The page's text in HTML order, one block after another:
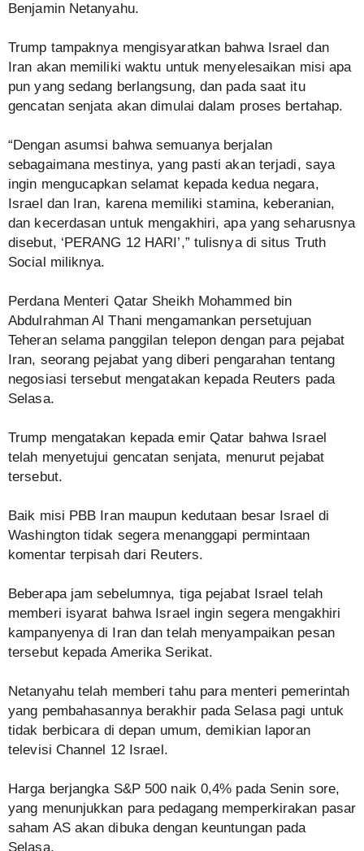
Benjamin Netanyahu.
Trump tampaknya mengisyaratkan bahwa Israel dan
Iran akan memiliki waktu untuk menyelesaikan misi apa
pun yang sedang berlangsung, dan pada saat itu
gencatan senjata akan dimulai dalam proses bertahap.
“Dengan asumsi bahwa semuanya berjalan
sebagaimana mestinya, yang pasti akan terjadi, saya
ingin mengucapkan selamat kepada kedua negara,
Israel dan Iran, karena memiliki stamina, keberanian,
dan kecerdasan untuk mengakhiri, apa yang seharusnya
disebut, ‘PERANG 12 HARI’,” tulisnya di situs Truth
Social miliknya.
Perdana Menteri Qatar Sheikh Mohammed bin
Abdulrahman Al Thani mengamankan persetujuan
Teheran selama panggilan telepon dengan para pejabat
Iran, seorang pejabat yang diberi pengarahan tentang
negosiasi tersebut mengatakan kepada Reuters pada
Selasa.
Trump mengatakan kepada emir Qatar bahwa Israel
telah menyetujui gencatan senjata, menurut pejabat
tersebut.
Baik misi PBB Iran maupun kedutaan besar Israel di
Washington tidak segera menanggapi permintaan
komentar terpisah dari Reuters.
Beberapa jam sebelumnya, tiga pejabat Israel telah
memberi isyarat bahwa Israel ingin segera mengakhiri
kampanyenya di Iran dan telah menyampaikan pesan
tersebut kepada Amerika Serikat.
Netanyahu telah memberi tahu para menteri pemerintah
yang pembahasannya berakhir pada Selasa pagi untuk
tidak berbicara di depan umum, demikian laporan
televisi Channel 12 Israel.
Harga berjangka S&P 500 naik 0,4% pada Senin sore,
yang menunjukkan para pedagang memperkirakan pasar
saham AS akan dibuka dengan keuntungan pada
Selasa.